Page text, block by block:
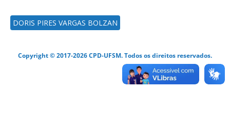
DORIS PIRES VARGAS BOLZAN
Copyright © 2017-2026 CPD-UFSM. Todos os direitos reservados.